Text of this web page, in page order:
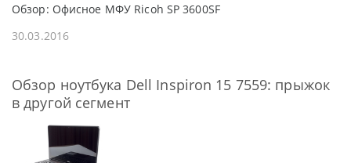
Обзор: Офисное МФУ Ricoh SP 3600SF
30.03.2016
Обзор ноутбука Dell Inspiron 15 7559: прыжок
в другой сегмент